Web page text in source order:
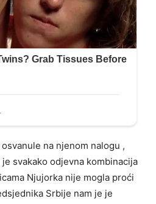
na njenom nalogu ,
svakako odjevna kombinacija
Njujorka nije mogla proći
Srbije nam je je